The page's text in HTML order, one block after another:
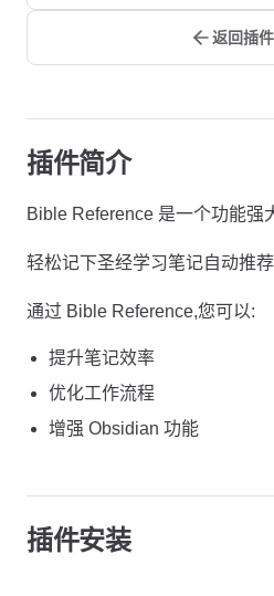
返回插
插件简介
Bible Reference 是一个功能强
轻松记下圣经学习笔记自动推
通过 Bible Reference,您可以:
提升笔记效率
优化工作流程
增强 Obsidian 功能
插件安装